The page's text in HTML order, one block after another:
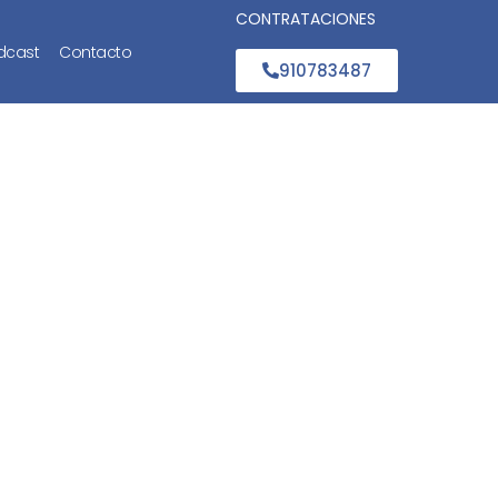
Contacto
CONTRATACIONES
910783487